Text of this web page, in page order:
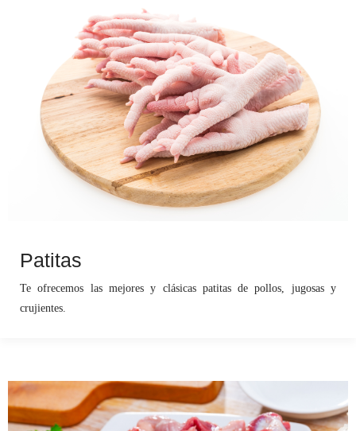
Patitas
Te ofrecemos las mejores y clásicas patitas de pollos, jugosas y
crujientes.